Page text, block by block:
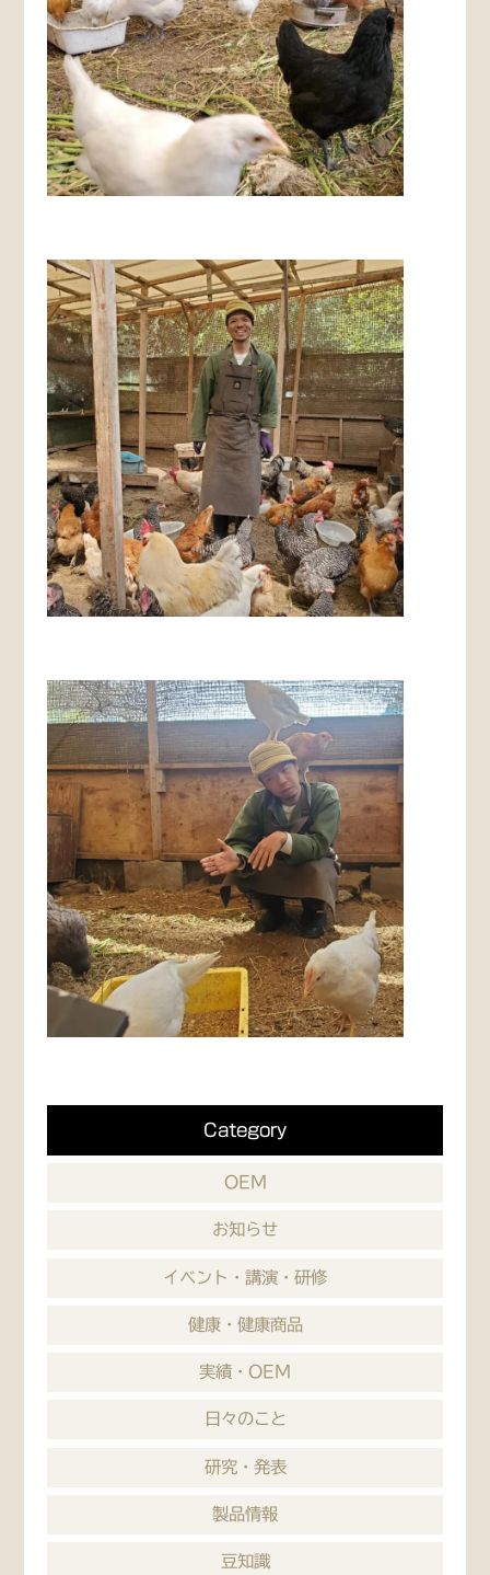
Category
OEM
お知らせ
イベント・講演・研修
健康・健康商品
実績・OEM
日々のこと
研究・発表
製品情報
豆知識